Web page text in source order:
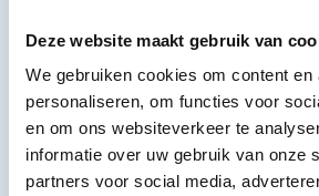
Deze website maakt gebruik van
We gebruiken cookies om content en
personaliseren, om functies voor
en om ons websiteverkeer te
informatie over uw gebruik van onze
partners voor social media,
Canon pixma ip3300, Canon pixma
ip4200, Canon pixma ip4300, Canon
pixma ip5200, Canon pixma ip5200r,
Canon pixma ix5000, Canon pixma
mp510, Canon pixma mp520, Canon
pixma mp600, Canon pixma mp600r,